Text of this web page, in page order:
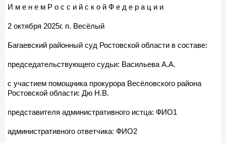
И м е н е м Р о с с и й с к о й Ф е д е р а ц и и
2 октября 2025г. п. Весёлый
Багаевский районный суд Ростовской области в составе:
председательствующего судьи: Васильева А.А.
с участием помощника прокурора Весёловского района
Ростовской области: Дю Н.В.
представителя административного истца: ФИО1
административного ответчика: ФИО2